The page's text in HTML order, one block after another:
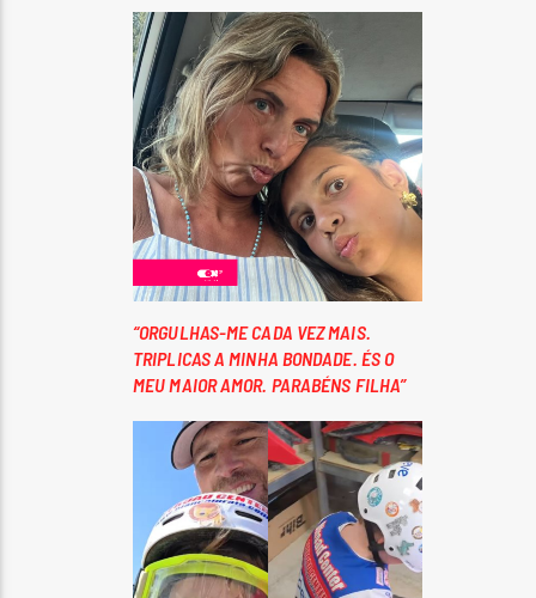
“ORGULHAS-ME CADA VEZ MAIS.
TRIPLICAS A MINHA BONDADE. ÉS O
MEU MAIOR AMOR. PARABÉNS FILHA”